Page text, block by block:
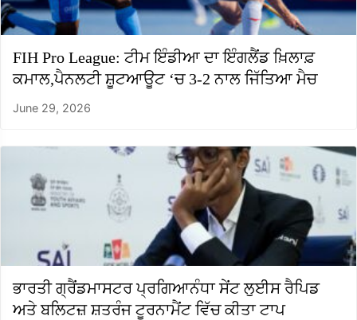
FIH Pro League: ਟੀਮ ਇੰਡੀਆ ਦਾ ਇੰਗਲੈਂਡ ਖ਼ਿਲਾਫ਼
ਕਮਾਲ,ਪੈਨਲਟੀ ਸ਼ੂਟਆਊਟ ‘ਚ 3-2 ਨਾਲ ਜਿੱਤਿਆ ਮੈਚ
June 29, 2026
ਭਾਰਤੀ ਗ੍ਰੈਂਡਮਾਸਟਰ ਪ੍ਰਗਿਆਨੰਧਾ ਸੇਂਟ ਲੁਈਸ ਰੈਪਿਡ
ਅਤੇ ਬਲਿਟਜ਼ ਸ਼ਤਰੰਜ ਟੂਰਨਾਮੈਂਟ ਵਿੱਚ ਕੀਤਾ ਟਾਪ